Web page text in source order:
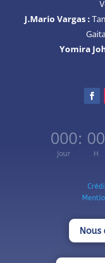
J.Mario Vargas :
Yomira
000
Jour
: 00
H
Nous